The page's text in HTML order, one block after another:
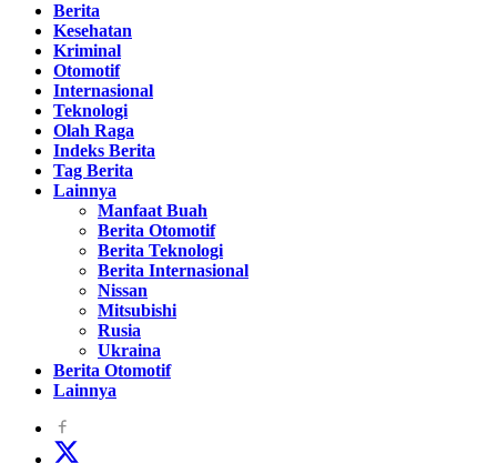
Berita
Kesehatan
Kriminal
Otomotif
Internasional
Teknologi
Olah Raga
Indeks Berita
Tag Berita
Lainnya
Manfaat Buah
Berita Otomotif
Berita Teknologi
Berita Internasional
Nissan
Mitsubishi
Rusia
Ukraina
Berita Otomotif
Lainnya